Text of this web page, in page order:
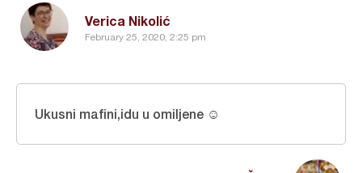
Verica Nikolić
February 25, 2020, 2:25 pm
Ukusni mafini,idu u omiljene ☺